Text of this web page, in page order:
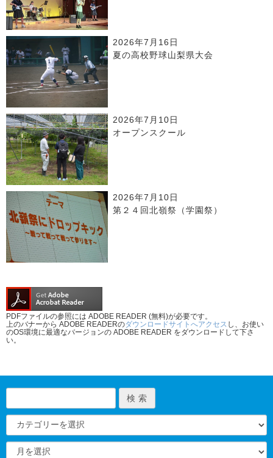
2026年7月16日
夏の高校野球山梨県大会
2026年7月10日
オープンスクール
2026年7月10日
第２４回北嶺祭（学園祭）
PDFファイルの参照には ADOBE READER (無料)が必要です。
上のバナーから ADOBE READERのダウンロードサイトへアクセス し、お使い
のOS環境に最適なバージョンの ADOBE READER をダウンロードして下さ
い。